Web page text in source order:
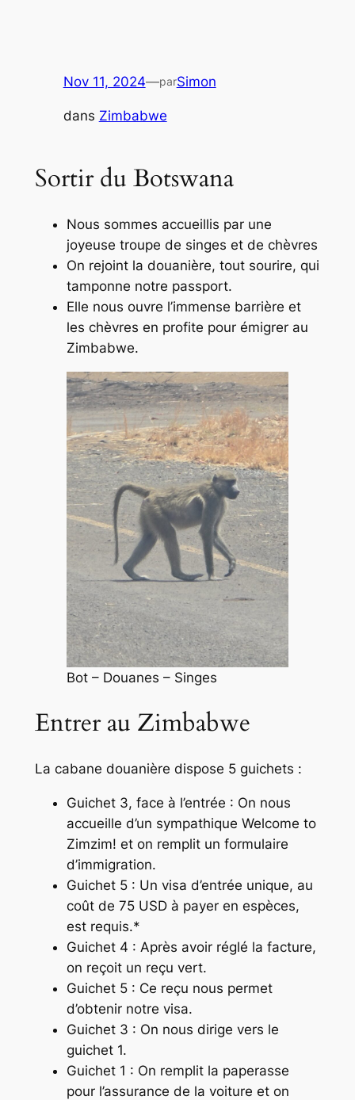
Nov 11, 2024—parSimon
dans Zimbabwe
Sortir du Botswana
Nous sommes accueillis par une
joyeuse troupe de singes et de chèvres
On rejoint la douanière, tout sourire, qui
tamponne notre passport.
Elle nous ouvre l’immense barrière et
les chèvres en profite pour émigrer au
Zimbabwe.
Bot – Douanes – Singes
Entrer au Zimbabwe
La cabane douanière dispose 5 guichets :
Guichet 3, face à l’entrée : On nous
accueille d’un sympathique Welcome to
Zimzim! et on remplit un formulaire
d’immigration.
Guichet 5 : Un visa d’entrée unique, au
coût de 75 USD à payer en espèces,
est requis.*
Guichet 4 : Après avoir réglé la facture,
on reçoit un reçu vert.
Guichet 5 : Ce reçu nous permet
d’obtenir notre visa.
Guichet 3 : On nous dirige vers le
guichet 1.
Guichet 1 : On remplit la paperasse
pour l’assurance de la voiture et on